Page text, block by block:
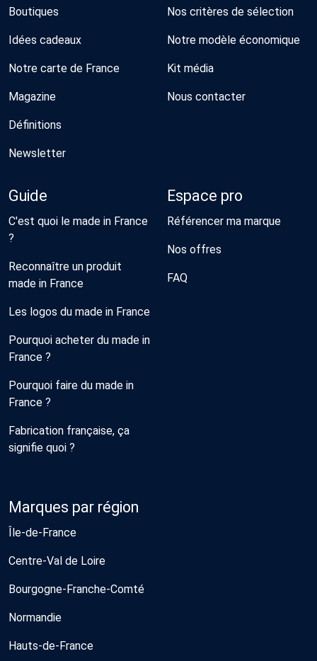
Boutiques
Idées cadeaux
Notre carte de France
Magazine
Définitions
Newsletter
Nos critères de sélection
Notre modèle économique
Kit média
Nous contacter
Guide
C'est quoi le made in France
?
Reconnaître un produit
made in France
Les logos du made in France
Pourquoi acheter du made in
France ?
Pourquoi faire du made in
France ?
Fabrication française, ça
signifie quoi ?
Espace pro
Référencer ma marque
Nos offres
FAQ
Marques par région
Île-de-France
Centre-Val de Loire
Bourgogne-Franche-Comté
Normandie
Hauts-de-France